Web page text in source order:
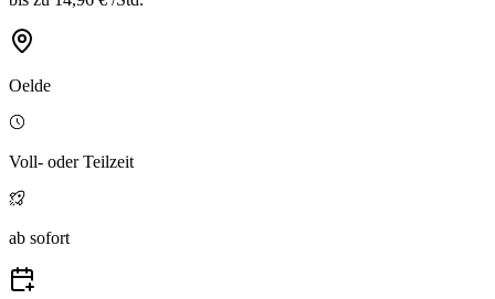
Oelde
Voll- oder Teilzeit
ab sofort